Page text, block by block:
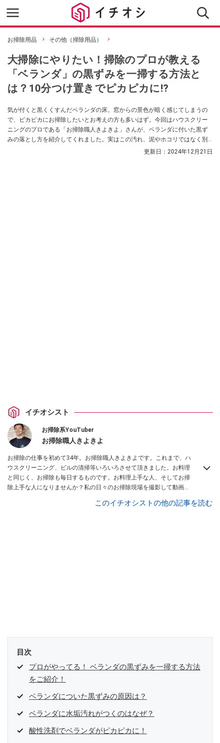
お掃除用品 その他（掃除用品）
大掃除にやりたい！掃除のプロが教える
「ベランダ」の黒ずみを一掃する方法と
は？10分つけ置きでピカピカに!?
気が付くと黒くくすんだベランダの床。窓からの景色が暗く感じてしまうの
で、ピカピカにお掃除したいとお考えの方も多いはず。今回はハウスクリー
ニングのプロである「お掃除職人きよきよ」さんが、ベランダに付いた黒ず
みの落とし方を紹介してくれました。実はこの汚れ、泥やホコリではなく別
の汚れである可能性があるのだとか！ ベランダを徹底的にきれいにできる方
更新日： 2024年12月21日
イチオシスト
お掃除系YouTuber
お掃除職人きよきよ
お掃除の仕事を初めて34年。お掃除職人きよきよです。これまで、ハ
ウスクリーニング、ビルの清掃等いろいろさせて頂きました。お料理
と同じく、お掃除も毎日するものです。お料理上手な人、そしてお掃
除上手な人になりませんか？私の日々のお掃除現場を撮影して動画に
コチラ！
このイチオシストの他の記事を読む
目次
プロがやってる！ ベランダの黒ずみを一掃する方法
をご紹介！
ベランダについた黒ずみの原因は？
ベランダに水垢汚れがつくのはなぜ？
酸性洗剤でベランダがピカピカに！